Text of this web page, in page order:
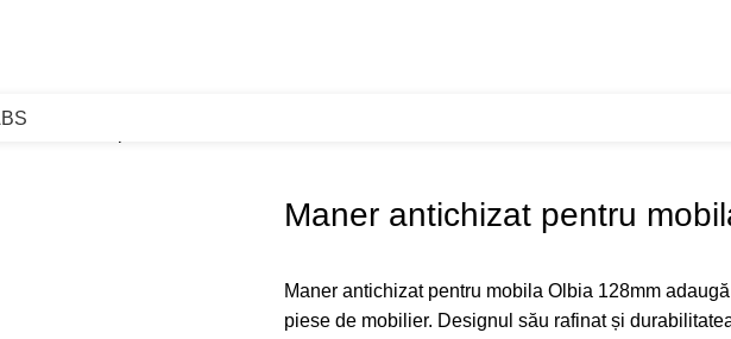
Maner antichizat pentru
Maner antichizat pentru mobila Olbia 128mm
piese de mobilier. Designul său rafinat și